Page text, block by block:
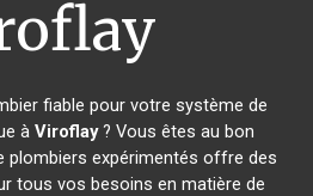
fiable pour votre système de
à Viroflay? Vous êtes au bon
plombiers expérimentés offre des
tous vos besoins en matière de